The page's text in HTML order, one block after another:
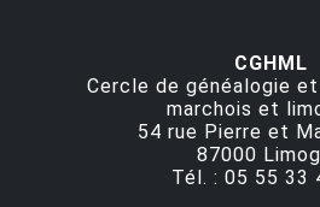
CGHML
Cercle de généalogie
marchois et
54 rue Pierre et
87000
Tél. : 05 55 33